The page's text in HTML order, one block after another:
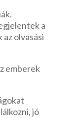
a
olvasási
emberek
jó